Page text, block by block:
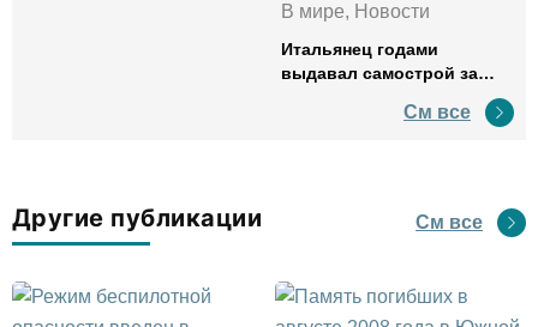
В мире, Новости
Итальянец годами
выдавал самострой за
водил туда туристов
См все
Другие публикации См все